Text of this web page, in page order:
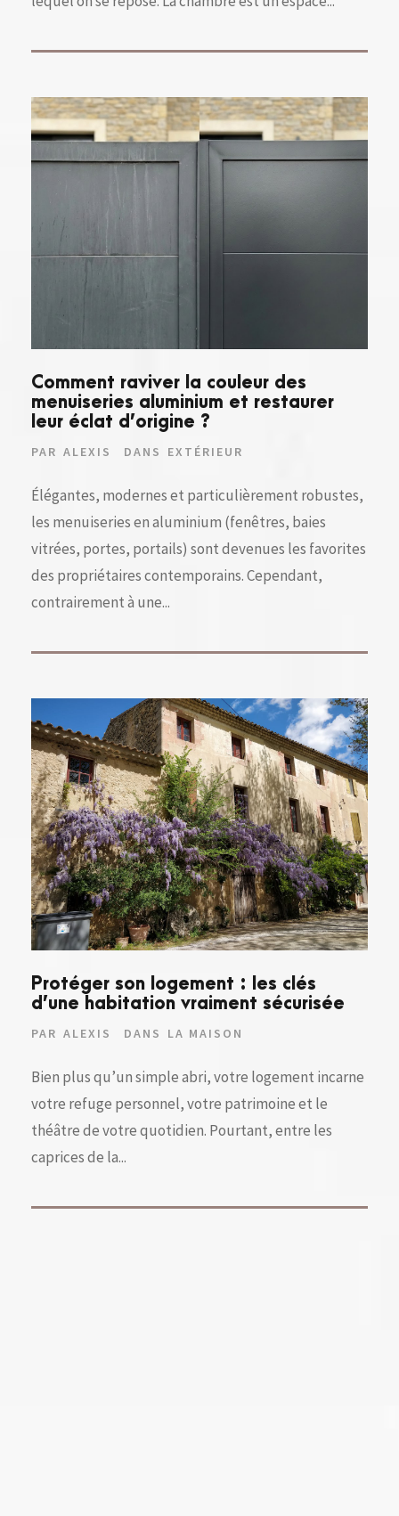
Comment raviver la couleur des
menuiseries aluminium et restaurer
leur éclat d’origine ?
PAR ALEXIS DANS EXTÉRIEUR
Élégantes, modernes et particulièrement robustes,
les menuiseries en aluminium (fenêtres, baies
vitrées, portes, portails) sont devenues les favorites
des propriétaires contemporains. Cependant,
contrairement à une...
Protéger son logement : les clés
d’une habitation vraiment sécurisée
PAR ALEXIS DANS LA MAISON
Bien plus qu’un simple abri, votre logement incarne
votre refuge personnel, votre patrimoine et le
théâtre de votre quotidien. Pourtant, entre les
caprices de la...